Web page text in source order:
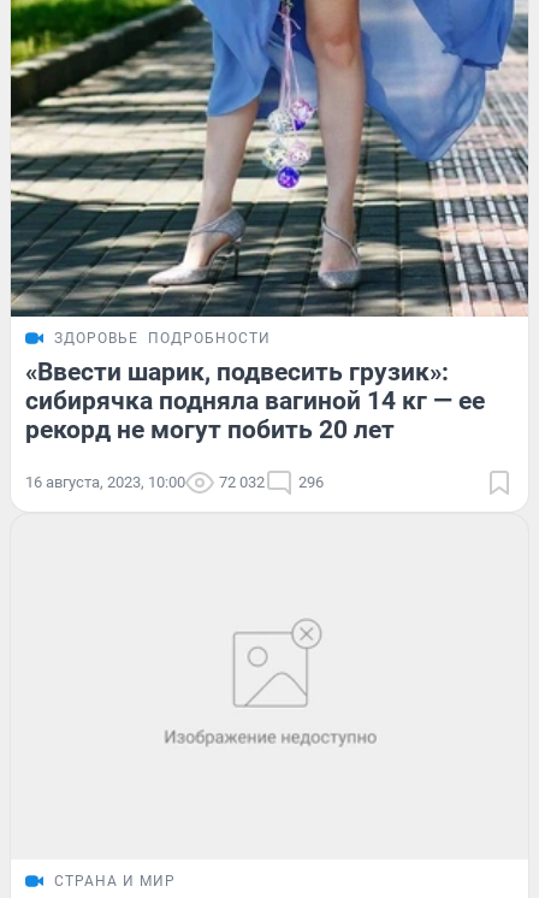
ЗДОРОВЬЕ ПОДРОБНОСТИ
«Ввести шарик, подвесить грузик»:
сибирячка подняла вагиной 14 кг — ее
рекорд не могут побить 20 лет
16 августа, 2023, 10:00 72 032 296
СТРАНА И МИР